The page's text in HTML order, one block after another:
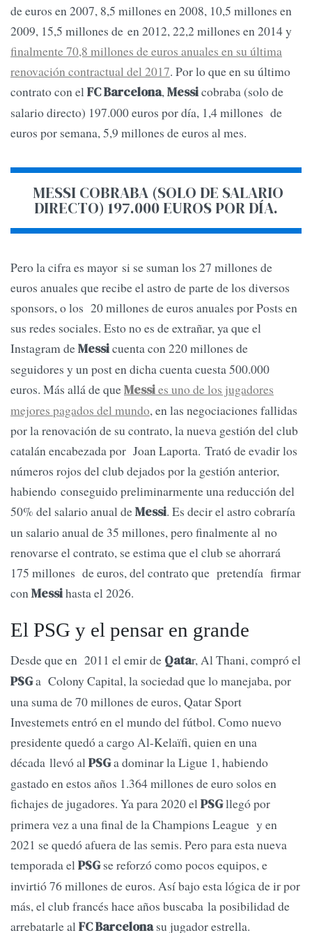
de euros en 2007, 8,5 millones en 2008, 10,5 millones en
2009, 15,5 millones de en 2012, 22,2 millones en 2014 y
finalmente 70,8 millones de euros anuales en su última
renovación contractual del 2017. Por lo que en su último
contrato con elFC Barcelona,Messicobraba (solo de
salario directo) 197.000 euros por día, 1,4 millones de
euros por semana, 5,9 millones de euros al mes.
MESSI COBRABA (SOLO DE SALARIO
DIRECTO) 197.000 EUROS POR DÍA.
Pero la cifra es mayor si se suman los 27 millones de
euros anuales que recibe el astro de parte de los diversos
sponsors, o los 20 millones de euros anuales por Posts en
sus redes sociales. Esto no es de extrañar, ya que el
Instagram deMessicuenta con 220 millones de
seguidores y un post en dicha cuenta cuesta 500.000
euros. Más allá de queMessies uno de los jugadores
mejores pagados del mundo, en las negociaciones fallidas
por la renovación de su contrato, la nueva gestión del club
catalán encabezada por Joan Laporta. Trató de evadir los
números rojos del club dejados por la gestión anterior,
habiendo conseguido preliminarmente una reducción del
50% del salario anual deMessi. Es decir el astro cobraría
un salario anual de 35 millones, pero finalmente al no
renovarse el contrato, se estima que el club se ahorrará
175 millones de euros, del contrato que pretendía firmar
conMessihasta el 2026.
El PSG y el pensar en grande
Desde que en 2011 el emir de Qatar, Al Thani, compró el
PSGa Colony Capital, la sociedad que lo manejaba, por
una suma de 70 millones de euros, Qatar Sport
Investemets entró en el mundo del fútbol. Como nuevo
presidente quedó a cargo Al-Kelaïfi, quien en una
década llevó alPSGa dominar la Ligue 1, habiendo
gastado en estos años 1.364 millones de euro solos en
fichajes de jugadores. Ya para 2020 elPSGllegó por
primera vez a una final de la Champions League y en
2021 se quedó afuera de las semis. Pero para esta nueva
temporada elPSGse reforzó como pocos equipos, e
invirtió 76 millones de euros. Así bajo esta lógica de ir por
más, el club francés hace años buscaba la posibilidad de
arrebatarle alFC Barcelonasu jugador estrella.